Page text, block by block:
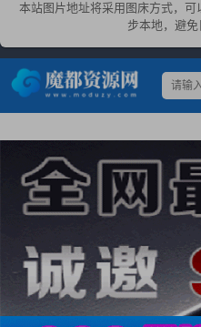
本站图片地址将采用图床方式，
步本地，避免